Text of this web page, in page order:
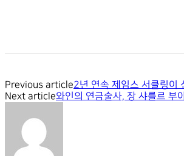
Previous article2년 연속 제임스 서클링이
Next article와인의 연금술사, 장 샤를르